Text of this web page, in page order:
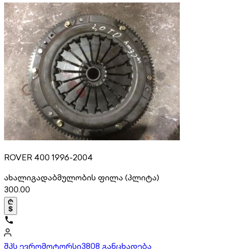
ROVER 400 1996-2004
ახალიგადაბმულობის ფილა (პლიტა)
300.00
შპს ევრომოტორსი3808 განცხადება